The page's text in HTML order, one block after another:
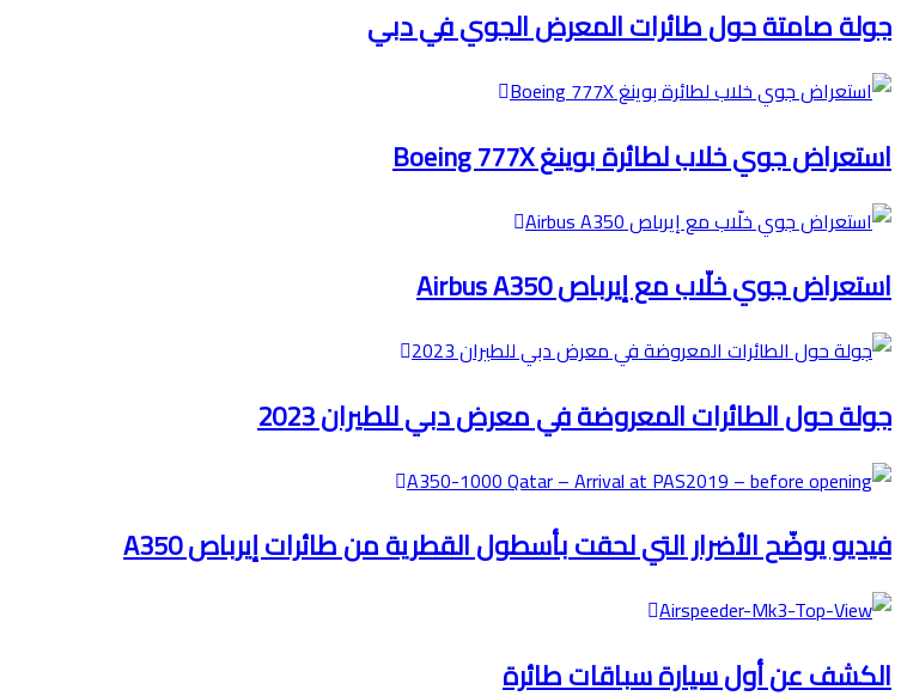
جولة صامتة حول طائرات المعرض الجوي في دبي
استعراض جوي خلاب لطائرة بوينغ Boeing 777X
استعراض جوي خلّاب مع إيرباص Airbus A350
جولة حول الطائرات المعروضة في معرض دبي للطيران 2023
فيديو يوضّح الأضرار التي لحقت بأسطول القطرية من طائرات إيرباص A350
الكشف عن أول سيارة سباقات طائرة